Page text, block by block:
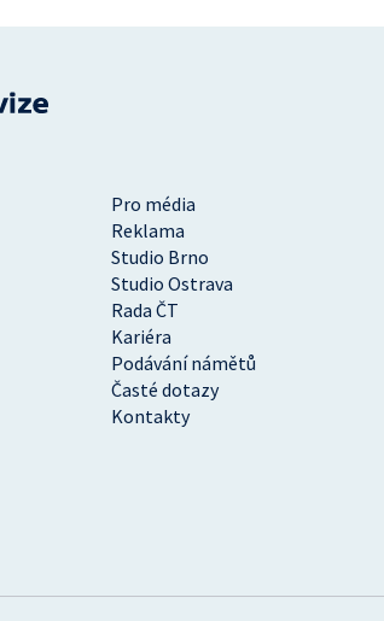
Pro média
Reklama
Studio Brno
Studio Ostrava
Rada ČT
Kariéra
Podávání námětů
Časté dotazy
Kontakty